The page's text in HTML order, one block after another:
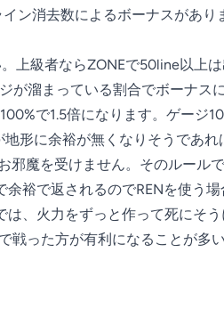
ン消去数によるボーナスがあり
上級者ならZONEで50line以上
が溜まっている割合でボーナス
で1.5倍になります。ゲージ
形に余裕が無くなりそうであ
邪魔を受けません。そのルール
裕で返されるのでRENを使う
、火力をずっと作って死にそ
った方が有利になることが多い